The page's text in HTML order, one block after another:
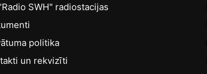
SWH" radiostacijas
politika
un rekvizīti